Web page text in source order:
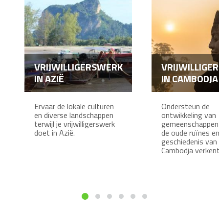
VRIJWILLIGERSWERK
IN AZIË
Ervaar de lokale culturen
en diverse landschappen
terwijl je vrijwilligerswerk
doet in Azië.
IN CAMBODJA
Ondersteun de
ontwikkeling van
de oude ruïnes en
geschiedenis van
Cambodja